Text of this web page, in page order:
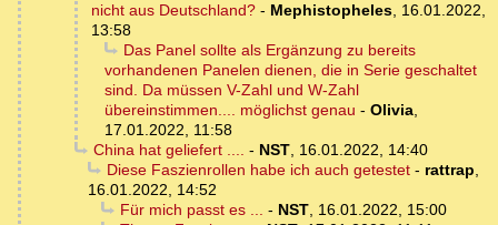
nicht aus Deutschland? - Mephistopheles, 16.01.2022,
13:58
Das Panel sollte als Ergänzung zu bereits
vorhandenen Panelen dienen, die in Serie geschaltet
sind. Da müssen V-Zahl und W-Zahl
übereinstimmen.... möglichst genau - Olivia,
17.01.2022, 11:58
China hat geliefert .... - NST, 16.01.2022, 14:40
Diese Faszienrollen habe ich auch getestet- rattrap,
16.01.2022, 14:52
Für mich passt es ... - NST, 16.01.2022, 15:00